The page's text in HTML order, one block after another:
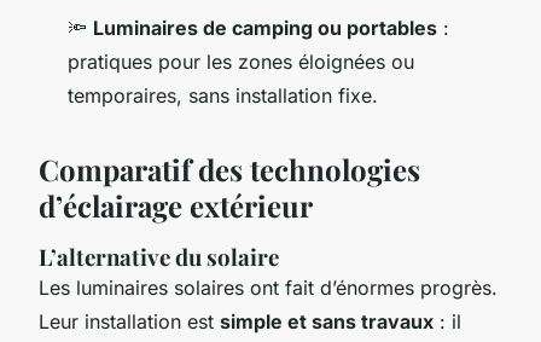
🔦 Luminaires de camping ou portables :
pratiques pour les zones éloignées ou
temporaires, sans installation fixe.
Comparatif des technologies
d’éclairage extérieur
L’alternative du solaire
Les luminaires solaires ont fait d’énormes progrès.
Leur installation est simple et sans travaux : il